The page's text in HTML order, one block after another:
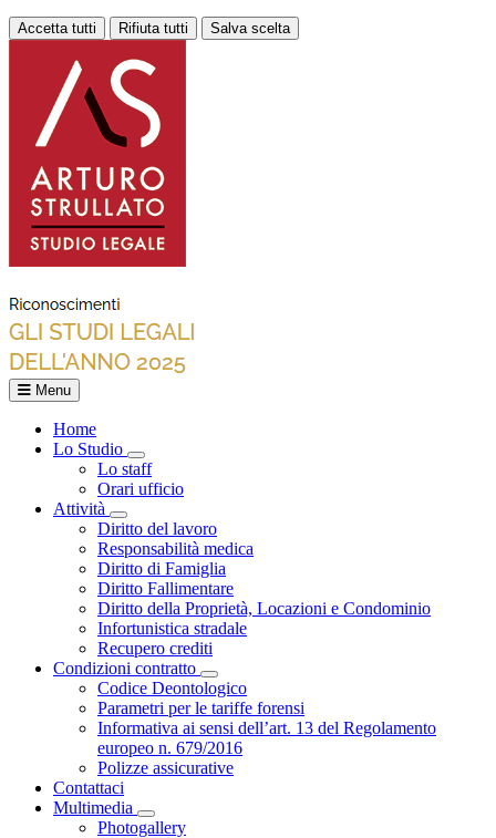
Accetta tutti Rifiuta tutti Salva scelta
Menu
Home
Lo Studio
Toggle Dropdown
Lo staff
Orari ufficio
Attività
Toggle Dropdown
Diritto del lavoro
Responsabilità medica
Diritto di Famiglia
Diritto Fallimentare
Diritto della Proprietà, Locazioni e Condominio
Infortunistica stradale
Recupero crediti
Condizioni contratto
Toggle Dropdown
Codice Deontologico
Parametri per le tariffe forensi
Informativa ai sensi dell’art. 13 del Regolamento
europeo n. 679/2016
Polizze assicurative
Contattaci
Multimedia
Toggle Dropdown
Photogallery